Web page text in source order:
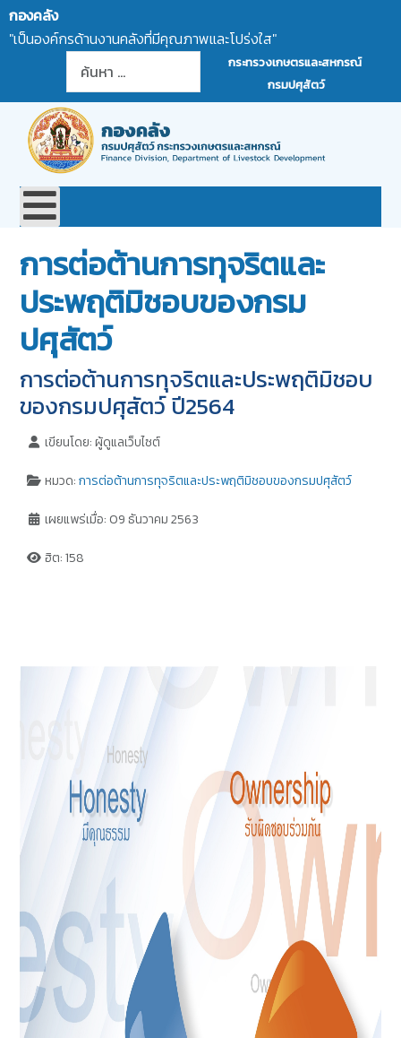
กองคลัง
"เป็นองค์กรด้านงานคลังที่มีคุณภาพและโปร่งใส"
กระทรวงเกษตรและสหกรณ์
กรมปศุสัตว์
การต่อต้านการทุจริตและ
ประพฤติมิชอบของกรม
ปศุสัตว์
การต่อต้านการทุจริตและประพฤติมิชอบ
ของกรมปศุสัตว์ ปี2564
เขียนโดย:ผู้ดูแลเว็บไซต์
หมวด:การต่อต้านการทุจริตและประพฤติมิชอบของกรมปศุสัตว์
เผยแพร่เมื่อ: 09 ธันวาคม 2563
ฮิต: 158